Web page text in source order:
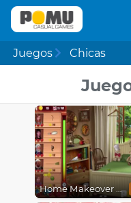
Juegos Chicas
Home Makeover Hidden Object